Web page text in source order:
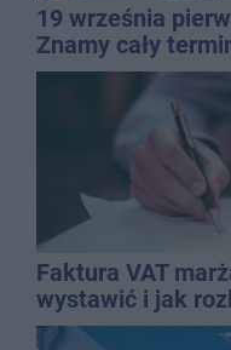
19 września
Znamy cały
Faktura VAT
wystawić i jak